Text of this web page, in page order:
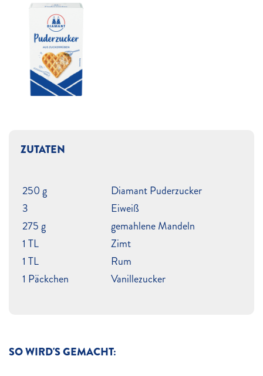
SO WIRD'S GEMACHT:
ZUTATEN
250 g
Diamant Puderzucker
3
Eiweiß
275 g
gemahlene Mandeln
1 TL
Zimt
1 TL
Rum
1 Päckchen
Vanillezucker